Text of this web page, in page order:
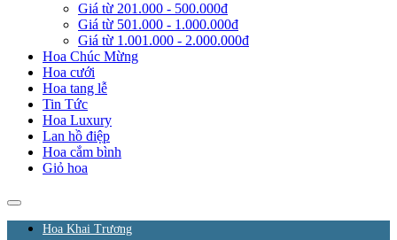
Giá từ 201.000 - 500.000đ
Giá từ 501.000 - 1.000.000đ
Giá từ 1.001.000 - 2.000.000đ
Hoa Chúc Mừng
Hoa cưới
Hoa tang lễ
Tin Tức
Hoa Luxury
Lan hồ điệp
Hoa cắm bình
Giỏ hoa
Hoa Khai Trương